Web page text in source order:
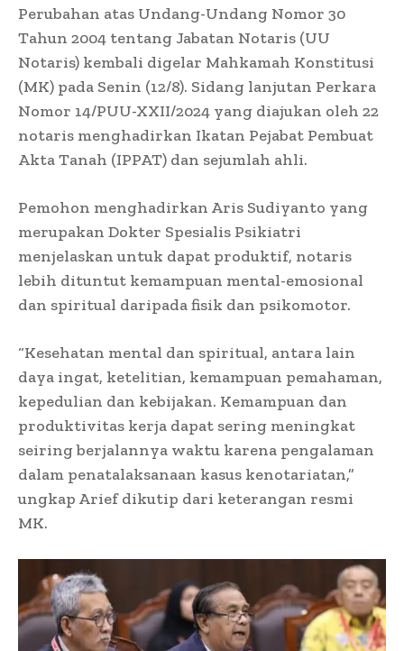
Perubahan atas Undang-Undang Nomor 30
Tahun 2004 tentang Jabatan Notaris (UU
Notaris) kembali digelar Mahkamah Konstitusi
(MK) pada Senin (12/8). Sidang lanjutan Perkara
Nomor 14/PUU-XXII/2024 yang diajukan oleh 22
notaris menghadirkan Ikatan Pejabat Pembuat
Akta Tanah (IPPAT) dan sejumlah ahli.
Pemohon menghadirkan Aris Sudiyanto yang
merupakan Dokter Spesialis Psikiatri
menjelaskan untuk dapat produktif, notaris
lebih dituntut kemampuan mental-emosional
dan spiritual daripada fisik dan psikomotor.
“Kesehatan mental dan spiritual, antara lain
daya ingat, ketelitian, kemampuan pemahaman,
kepedulian dan kebijakan. Kemampuan dan
produktivitas kerja dapat sering meningkat
seiring berjalannya waktu karena pengalaman
dalam penatalaksanaan kasus kenotariatan,”
ungkap Arief dikutip dari keterangan resmi
MK.